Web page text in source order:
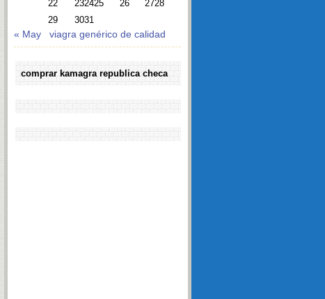
22 232425 26 2728
29
3031
« May viagra genérico de calidad
comprar kamagra republica checa